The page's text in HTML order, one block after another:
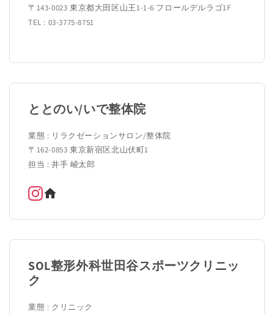
〒143-0023 東京都大田区山王1-1-6 フロールデルラゴ1F
TEL : 03-3775-8751
ととのい/いで整体院
業態 : リラクゼーションサロン/整体院
〒162-0853 東京新宿区北山伏町1
担当 : 井手 崚太郎
SOL整形外科世田谷スポーツクリニッ
ク
業態 : クリニック